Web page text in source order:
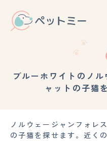
ブルーホワイトのノ
ャットの子猫
ノルウェージャンフォレ
の子猫を探せます。近く